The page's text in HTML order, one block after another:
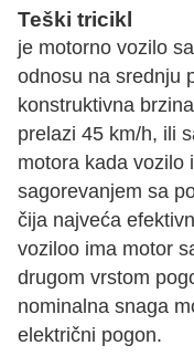
Teški tricikl
je motorno vozilo
odnosu na srednju
konstruktivna
prelazi 45 km/h, ili
motora kada vozilo
sagorevanjem sa
čija najveća
voziloo ima motor
drugom vrstom
nominalna snaga
električni pogon.